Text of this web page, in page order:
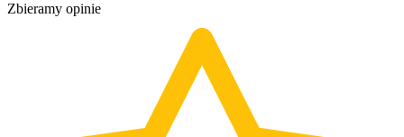
Zbieramy opinie